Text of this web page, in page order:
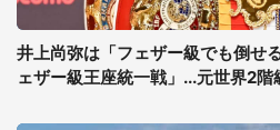
井上尚弥は「フェザー級でも倒せ
ェザー級王座統一戦」...元世界2